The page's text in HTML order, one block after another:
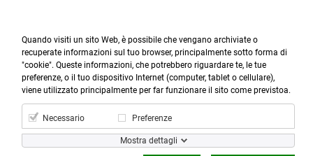

Prodotti

Account

Cerca
more_horiz
Menù
shopping_cart
Acquistare accutane roaccutan isotrex aisoskin in
farmacia
Quando visiti un sito Web, è possibile che vengano archiviate o
recuperate informazioni sul tuo browser, principalmente sotto forma di
"cookie". Queste informazioni, che potrebbero riguardare te, le tue
preferenze, o il tuo dispositivo Internet (computer, tablet o cellulare),
viene utilizzato principalmente per far funzionare il sito come previstoa.
Necessario Preferenze
Mostra dettagli